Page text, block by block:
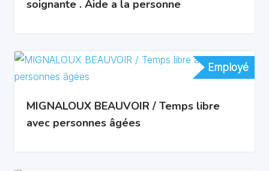
soignante . Aide a la personne
Employé
Employé
MIGNALOUX BEAUVOIR / Temps libre
avec personnes âgées